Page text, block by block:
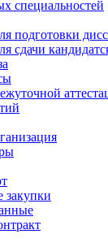
специальностей
подготовки
сдачи
закупки